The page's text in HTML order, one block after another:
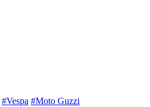
#Vespa #Moto Guzzi